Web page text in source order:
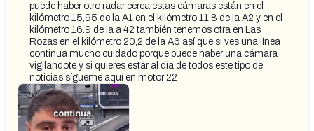
puede haber otro radar cerca estas cámaras están en el
kilómetro 15,95 de la A1 en el kilómetro 11.8 de la A2 y en el
kilómetro 16.9 de la a 42 también tenemos otra en Las
Rozas en el kilómetro 20,2 de la A6 así que si ves una línea
continua mucho cuidado porque puede haber una cámara
vigilandote y si quieres estar al día de todos este tipo de
noticias sígueme aquí en motor 22